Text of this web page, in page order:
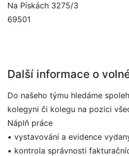
Na Pískách 3275/3
69501
Další informace o
Do našeho týmu hledáme
kolegyni či kolegu na pozici
Náplň práce
• vystavování a evidence
• kontrola správnosti